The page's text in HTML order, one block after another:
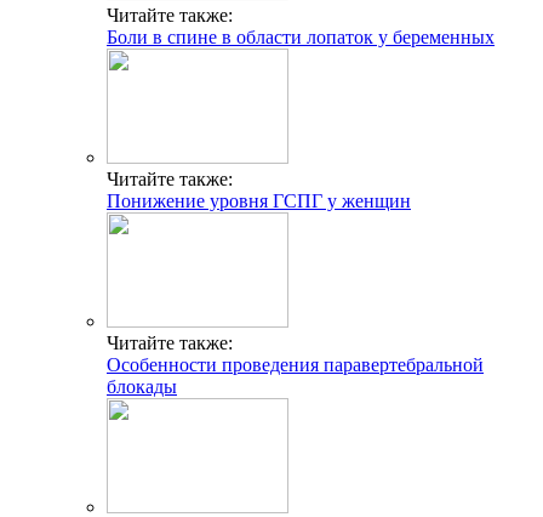
Читайте также:
Боли в спине в области лопаток у беременных
Читайте также:
Понижение уровня ГСПГ у женщин
Читайте также:
Особенности проведения паравертебральной
блокады